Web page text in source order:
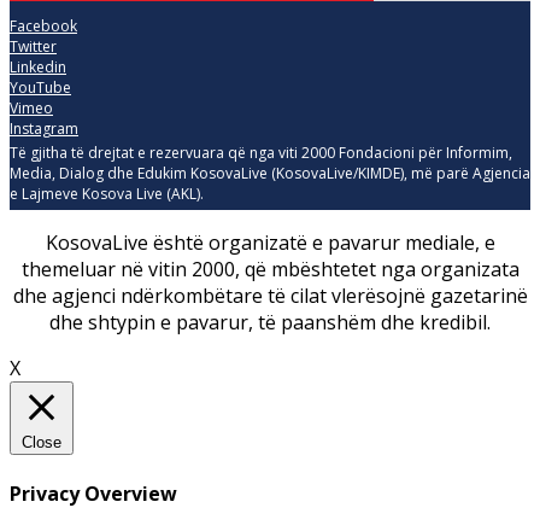
Facebook
Twitter
Linkedin
YouTube
Vimeo
Instagram
Të gjitha të drejtat e rezervuara që nga viti 2000 Fondacioni për Informim,
Media, Dialog dhe Edukim KosovaLive (KosovaLive/KIMDE), më parë Agjencia
e Lajmeve Kosova Live (AKL).
KosovaLive është organizatë e pavarur mediale, e
themeluar në vitin 2000, që mbështetet nga organizata
dhe agjenci ndërkombëtare të cilat vlerësojnë gazetarinë
dhe shtypin e pavarur, të paanshëm dhe kredibil.
X
Close
Privacy Overview